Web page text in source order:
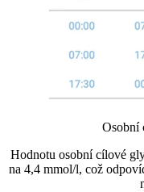
Osobní
Hodnotu osobní cílové
na 4,4 mmol/l, což